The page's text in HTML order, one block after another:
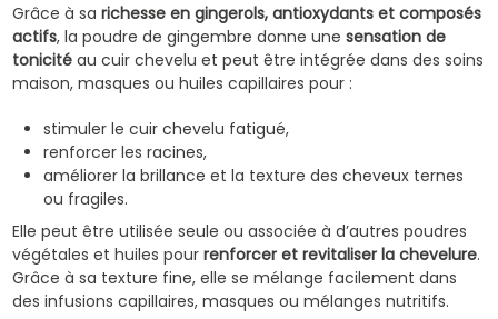
Grâce à sa richesse en gingerols, antioxydants et composés
actifs, la poudre de gingembre donne une sensation de
tonicitéau cuir chevelu et peut être intégrée dans des soins
maison, masques ou huiles capillaires pour :
stimuler le cuir chevelu fatigué,
renforcer les racines,
améliorer la brillance et la texture des cheveux ternes
ou fragiles.
Elle peut être utilisée seule ou associée à d’autres poudres
végétales et huiles pour renforcer et revitaliser la chevelure.
Grâce à sa texture fine, elle se mélange facilement dans
des infusions capillaires, masques ou mélanges nutritifs.